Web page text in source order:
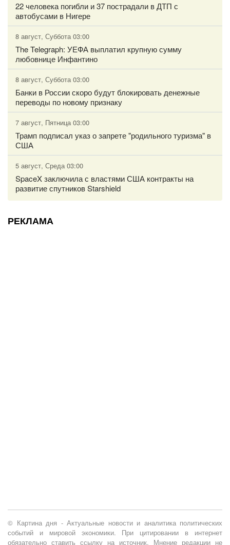
22 человека погибли и 37 пострадали в ДТП с
автобусами в Нигере
8 август, Суббота 03:00
The Telegraph: УЕФА выплатил крупную сумму
любовнице Инфантино
8 август, Суббота 03:00
Банки в России скоро будут блокировать денежные
переводы по новому признаку
7 август, Пятница 03:00
Трамп подписал указ о запрете "родильного туризма" в
США
5 август, Среда 03:00
SpaceX заключила с властями США контракты на
развитие спутников Starshield
РЕКЛАМА
© Картина дня - Актуальные новости и аналитика политических
событий и мировой экономики. При цитировании в интернет
обязательно ставить ссылку на источник. Мнение редакции не